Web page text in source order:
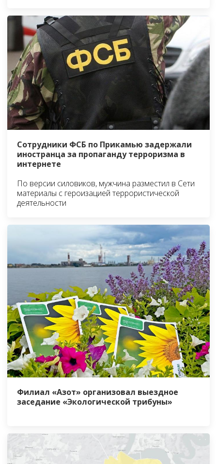
Сотрудники ФСБ по Прикамью задержали
иностранца за пропаганду терроризма в
интернете
По версии силовиков, мужчина разместил в Сети
материалы с героизацией террористической
деятельности
Филиал «Азот» организовал выездное
заседание «Экологической трибуны»